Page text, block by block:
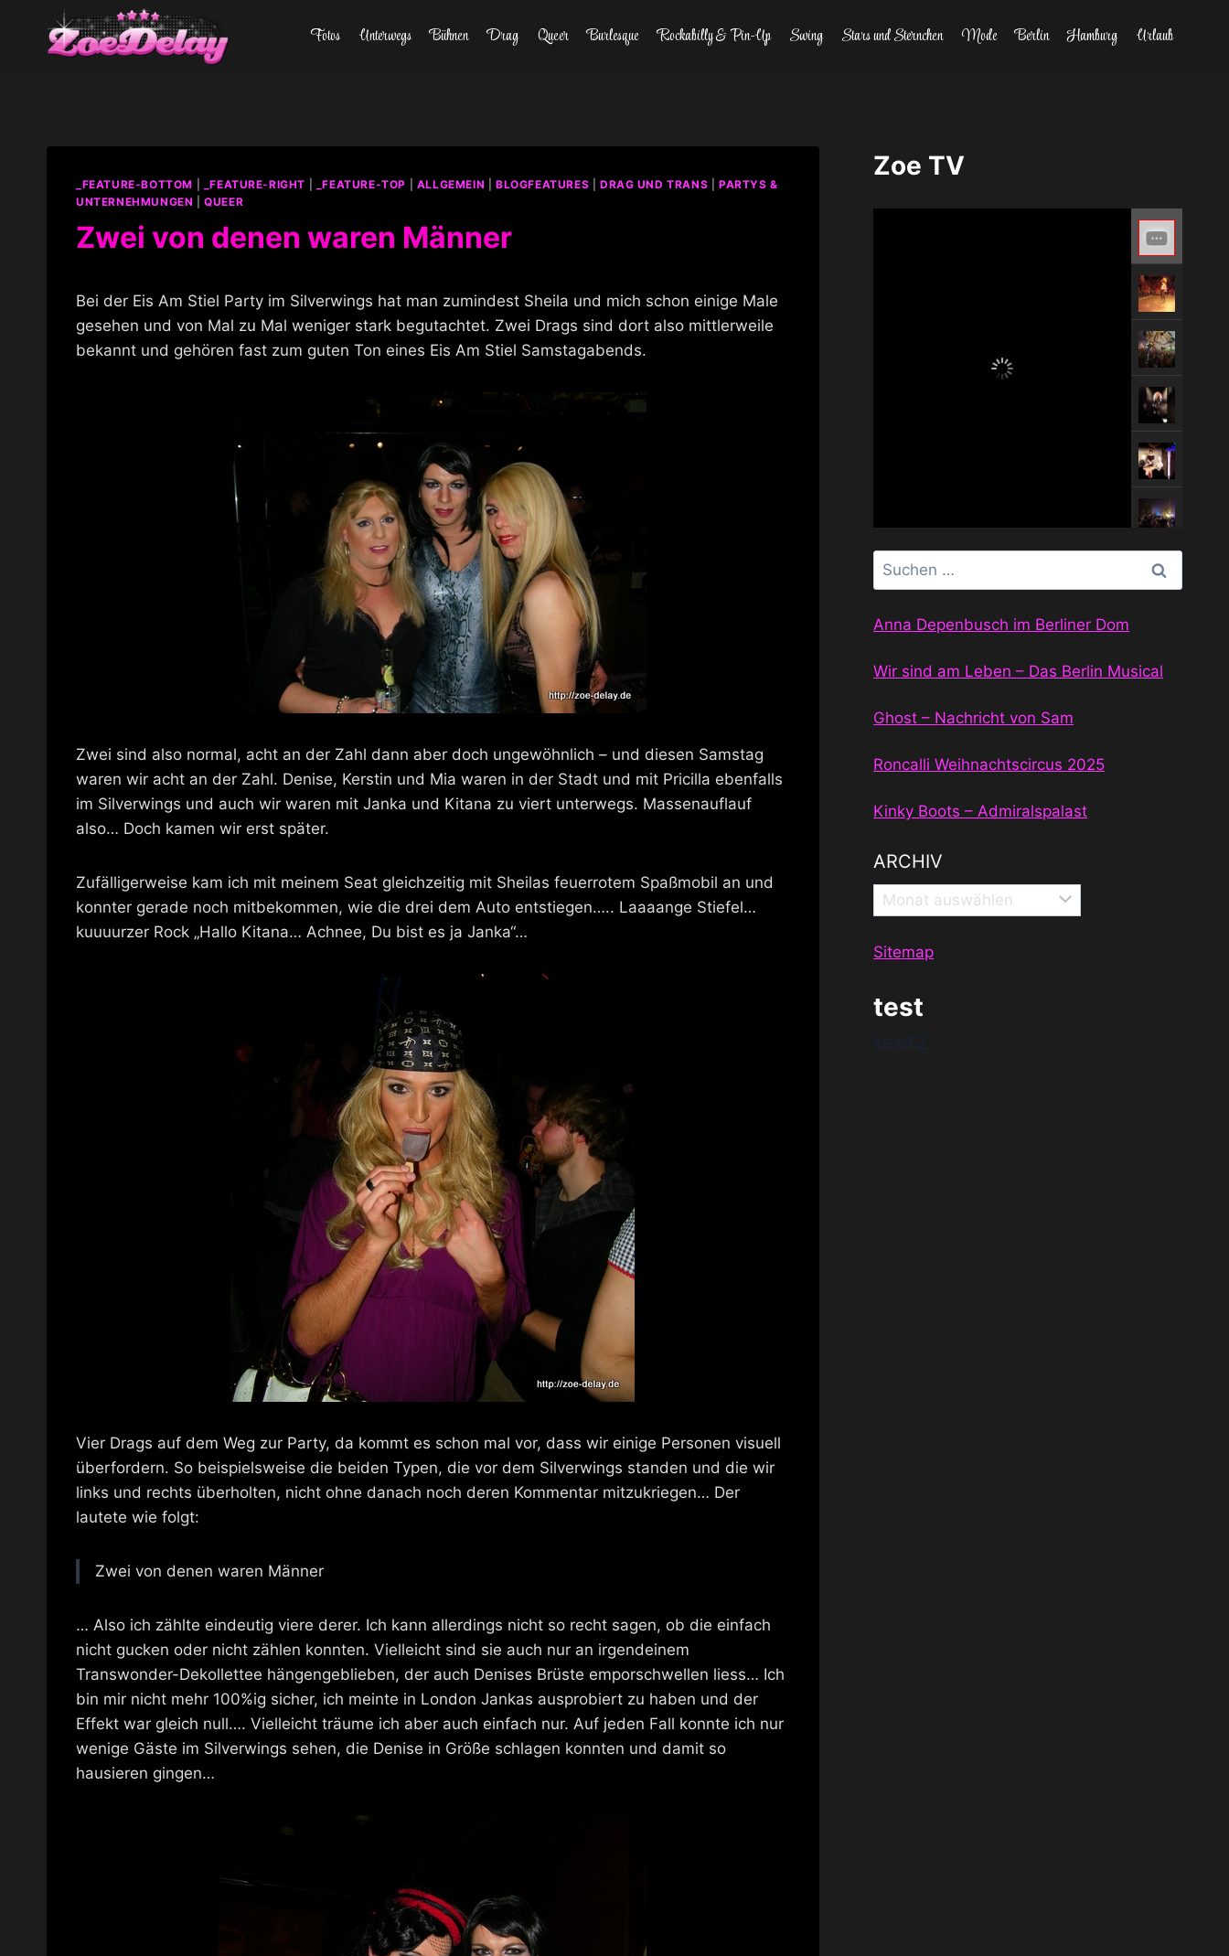
springen
Fotos Unterwegs Bühnen Drag Queer Burlesque Rockabilly & Pin-Up Swing Stars und Sternchen Mode Berlin Hamburg Urlaub
_FEATURE-BOTTOM _FEATURE-RIGHT _FEATURE-TOP ALLGEMEIN BLOGFEATURES DRAG UND TRANS |PARTYS &
UNTERNEHMUNGEN |QUEER
Zwei von denen waren Männer
Bei der Eis Am Stiel Party im Silverwings hat man zumindest Sheila und mich schon einige Male
gesehen und von Mal zu Mal weniger stark begutachtet. Zwei Drags sind dort also mittlerweile
bekannt und gehören fast zum guten Ton eines Eis Am Stiel Samstagabends.
Zwei sind also normal, acht an der Zahl dann aber doch ungewöhnlich – und diesen Samstag
waren wir acht an der Zahl. Denise, Kerstin und Mia waren in der Stadt und mit Pricilla ebenfalls
im Silverwings und auch wir waren mit Janka und Kitana zu viert unterwegs. Massenauflauf
also… Doch kamen wir erst später.
Zufälligerweise kam ich mit meinem Seat gleichzeitig mit Sheilas feuerrotem Spaßmobil an und
konnter gerade noch mitbekommen, wie die drei dem Auto entstiegen….. Laaaange Stiefel…
kuuuurzer Rock „Hallo Kitana… Achnee, Du bist es ja Janka“…
Vier Drags auf dem Weg zur Party, da kommt es schon mal vor, dass wir einige Personen visuell
überfordern. So beispielsweise die beiden Typen, die vor dem Silverwings standen und die wir
links und rechts überholten, nicht ohne danach noch deren Kommentar mitzukriegen… Der
lautete wie folgt:
Zwei von denen waren Männer
… Also ich zählte eindeutig viere derer. Ich kann allerdings nicht so recht sagen, ob die einfach
nicht gucken oder nicht zählen konnten. Vielleicht sind sie auch nur an irgendeinem
Transwonder-Dekollettee hängengeblieben, der auch Denises Brüste emporschwellen liess… Ich
bin mir nicht mehr 100%ig sicher, ich meinte in London Jankas ausprobiert zu haben und der
Effekt war gleich null…. Vielleicht träume ich aber auch einfach nur. Auf jeden Fall konnte ich nur
wenige Gäste im Silverwings sehen, die Denise in Größe schlagen konnten und damit so
hausieren gingen…
Zoe TV
Suchen
nach:
Anna Depenbusch im Berliner Dom
Wir sind am Leben – Das Berlin Musical
Ghost – Nachricht von Sam
Roncalli Weihnachtscircus 2025
Kinky Boots – Admiralspalast
ARCHIV
Archiv
Sitemap
test